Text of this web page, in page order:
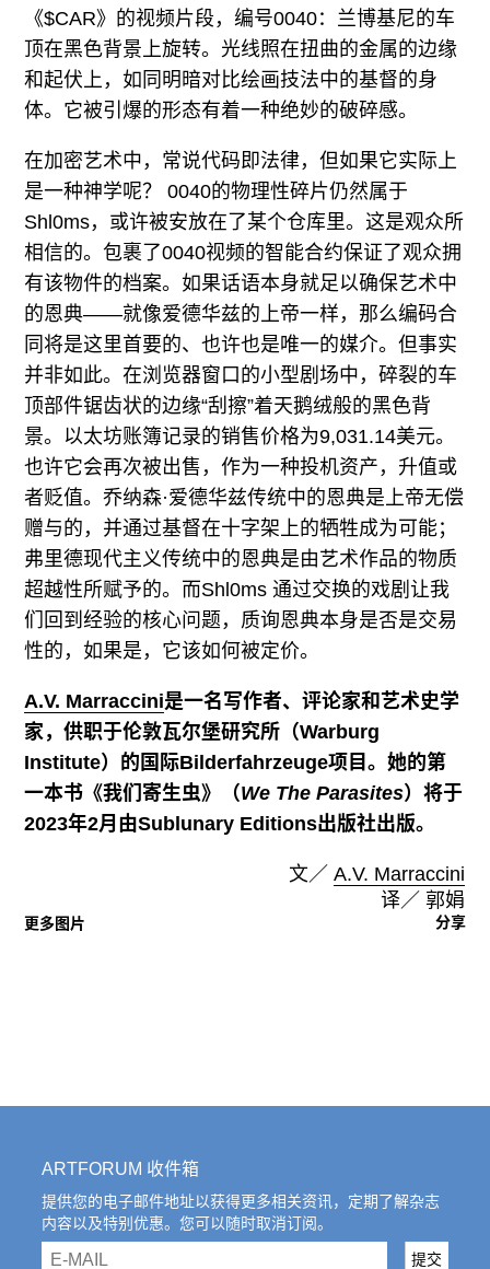
《$CAR》的视频片段，编号0040：兰博基尼的车
顶在黑色背景上旋转。光线照在扭曲的金属的边缘
和起伏上，如同明暗对比绘画技法中的基督的身
体。它被引爆的形态有着一种绝妙的破碎感。
在加密艺术中，常说代码即法律，但如果它实际上
是一种神学呢？ 0040的物理性碎片仍然属于
Shl0ms，或许被安放在了某个仓库里。这是观众所
相信的。包裹了0040视频的智能合约保证了观众拥
有该物件的档案。如果话语本身就足以确保艺术中
的恩典——就像爱德华兹的上帝一样，那么编码合
同将是这里首要的、也许也是唯一的媒介。但事实
并非如此。在浏览器窗口的小型剧场中，碎裂的车
顶部件锯齿状的边缘“刮擦”着天鹅绒般的黑色背
景。以太坊账簿记录的销售价格为9,031.14美元。
也许它会再次被出售，作为一种投机资产，升值或
者贬值。乔纳森·爱德华兹传统中的恩典是上帝无偿
赠与的，并通过基督在十字架上的牺牲成为可能；
弗里德现代主义传统中的恩典是由艺术作品的物质
超越性所赋予的。而Shl0ms 通过交换的戏剧让我
们回到经验的核心问题，质询恩典本身是否是交易
性的，如果是，它该如何被定价。
A.V. Marraccini是一名写作者、评论家和艺术史学
家，供职于伦敦瓦尔堡研究所（Warburg
Institute）的国际Bilderfahrzeuge项目。她的第
一本书《我们寄生虫》（We The Parasites）将于
2023年2月由Sublunary Editions出版社出版。
文／ A.V. Marraccini
译／ 郭娟
更多图片 分享
ARTFORUM 收件箱
提供您的电子邮件地址以获得更多相关资讯，定期了解杂志
内容以及特别优惠。您可以随时取消订阅。
email 提交